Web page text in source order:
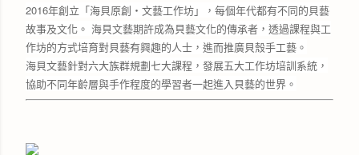
2016年創立「海貝原創‧文藝工作坊」，每個年代都有不同的貝藝
故事及文化。 海貝文藝期許成為貝藝文化的傳承者，透過課程與工
作坊的方式培育對貝藝有興趣的人士，進而推廣貝殼手工藝。
海貝文藝針對六大族群規劃七大課程，發展五大工作坊培訓系統，
協助不同年齡層與手作程度的學習者一起進入貝藝的世界。